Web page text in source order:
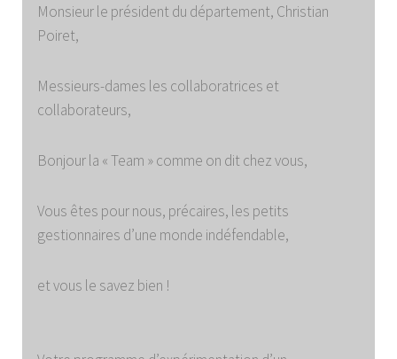
Monsieur le président du département, Christian
Poiret,
Messieurs-dames les collaboratrices et
collaborateurs,
Bonjour la « Team » comme on dit chez vous,
Vous êtes pour nous, précaires, les petits
gestionnaires d’une monde indéfendable,
et vous le savez bien !